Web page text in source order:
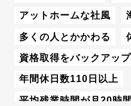
アットホームな社風
多くの人とかかわる
資格取得をバックアップ
年間休日数110日以上
平均残業時間が月20時